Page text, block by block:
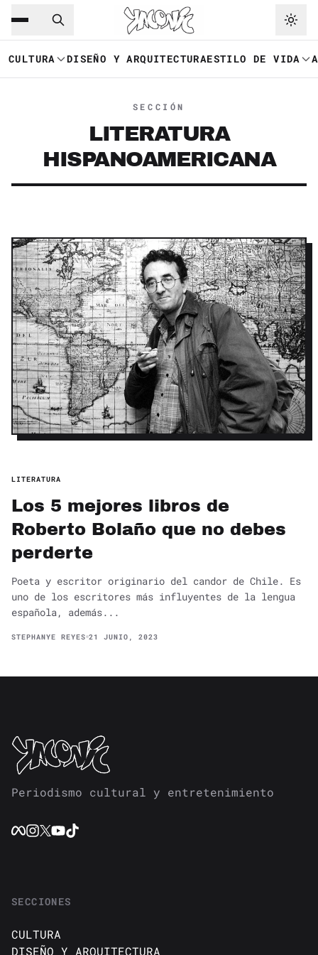
Saltar al contenido principal
CULTURA DISEÑO Y ARQUITECTURAESTILO DE VIDA
SECCIÓN
LITERATURA
HISPANOAMERICANA
LITERATURA
Los 5 mejores libros de
Roberto Bolaño que no debes
perderte
Poeta y escritor originario del candor de Chile. Es
uno de los escritores más influyentes de la lengua
española, además...
STEPHANYE REYES 21 JUNIO, 2023
Periodismo cultural y entretenimiento
SECCIONES
CULTURA
DISEÑO Y ARQUITECTURA